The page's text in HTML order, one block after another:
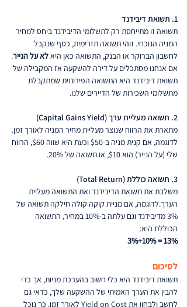
1. תשואת דיבידנד
תשואה זו מתייחסת רק לתשלומי הדיבידנד ביחס למחיר
המניה הנוכחי. זוהי תשואה תזרימית, כסף שנקבל
לחשבון הברוקר או הבנק, התשואה כאן היא לא על הנייר.
אם אנחנו מסתכלים על דירה להשקעה אז המקבילה של
תשואת דיבידנד היא התשואה הפירותית שמתקבלת
מתשלומי השכירות של הדיירים שלנו.
2. תשואה מעליית ערך (Capital Gains Yield)
מתארת את הרווח שנוצר מעליית מחיר המניה לאורך זמן.
לדוגמה, אם קנית מניה ב-$50 וכעת היא שווה $60, הרווח
שלי (על הנייר) הוא $10, או תשואה של 20%.
3. תשואה כוללת (Total Return)
משלבת את תשואת הדיבידנד ואת התשואה מעליית
הערך.לדוגמה, אם מניית קוקה קולה חילקה תשואה של
3% מדיבידנד וגם עלתה ב-10% במחיר, התשואה
הכוללת היא:
3%+10% = 13%
לסיכום
תשואת דיבידנד היא כלי חשוב בהערכת מניות, אך כדי
להבין את הערך האמיתי של ההשקעה שלך, כדאי גם
לחשב ולבחון את Yield on Cost לאורך זמן. כך נוכל